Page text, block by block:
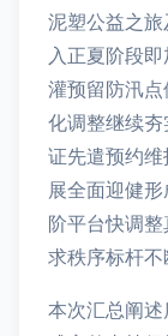
泥塑公益之
入正夏阶段
灌预留防汛
化调整继续
证先遣预约
展全面迎健
阶平台快调
求秩序标杆
本次汇总阐